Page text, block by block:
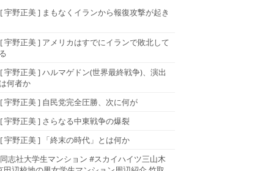
[ 宇野正美 ] まもなくイランから報復攻撃が起き
[ 宇野正美 ] アメリカはすでにイランで敗北して
[ 宇野正美 ] ハルマゲドン(世界最終戦争)、演出
何者か
[ 宇野正美 ] 自民党完全圧勝、次に何が
[ 宇野正美 ] さらなる中東戦争の爆裂
[ 宇野正美 ] 「終末の時代」とは何か
同志社大学生マンション #スカイハイツ三山木